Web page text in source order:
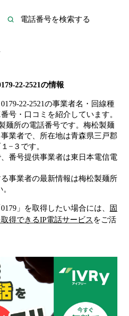
22-2521の情報
0179-22-2521の事業者名・回線種
号・口コミを紹介しています。
麺所の電話番号です。 梅松製麺
業者で、所在地は青森県三戸郡
−３ です。
、番号提供事業者は東日本電信電
事業者の最新情報は梅松製麺所
0179 」を取得したい場合には、
固
取得できるIP電話サービス をご活